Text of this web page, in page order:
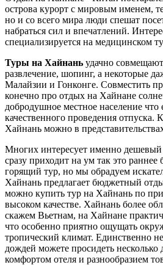
острова курорт с мировым именем,
но и со всего мира люди спешат
набраться сил и впечатлений.
специализируется на медицинском
Туры на Хайнань удачно
развлечение, шопинг, а некоторые
Малайзии и Гонконге. Совместить
конечно про отдых на Хайнане
добродушное местное население
качественного проведения отпуска.
Хайнань можно в
Многих интересует именно
сразу приходит на ум так это
горящий тур, но мы обрадуем
Хайнань предлагает бюджетный
можно купить тур на Хайнань по
высоком качестве. Хайнань более
скажем Вьетнам, на Хайнане
что особенно приятно ощущать
тропический климат. Единственно
дождей можете просидеть несколько
комфортом отеля и разнообразием